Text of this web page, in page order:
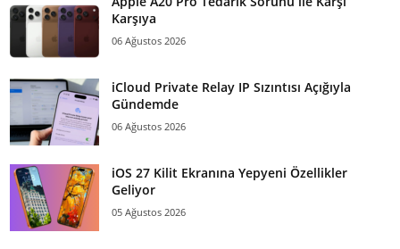
Karşıya
06 Ağustos 2026
iCloud Private Relay IP Sızıntısı Açığıyla
Gündemde
06 Ağustos 2026
iOS 27 Kilit Ekranına Yepyeni Özellikler
Geliyor
05 Ağustos 2026